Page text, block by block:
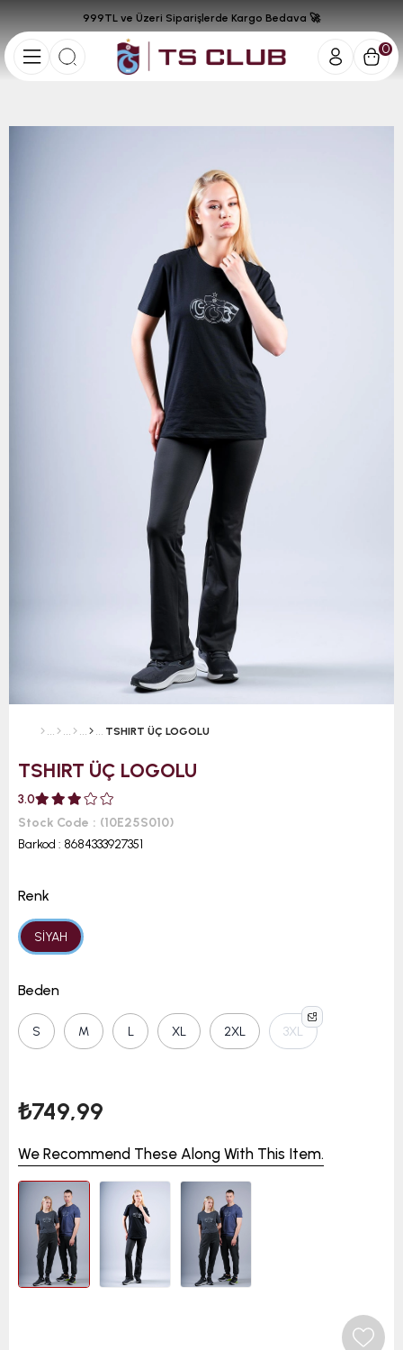
0
999TL ve Üzeri Siparişlerde Kargo Bedava 🚀
TSHIRT ÜÇ LOGOLU
TSHIRT ÜÇ LOGOLU
3.0
Stock Code
(10E25S010)
Barkod : 8684333927351
Renk
SİYAH
Beden
S M L XL 2XL 3XL
₺749,99
We Recommend These Along With This Item.